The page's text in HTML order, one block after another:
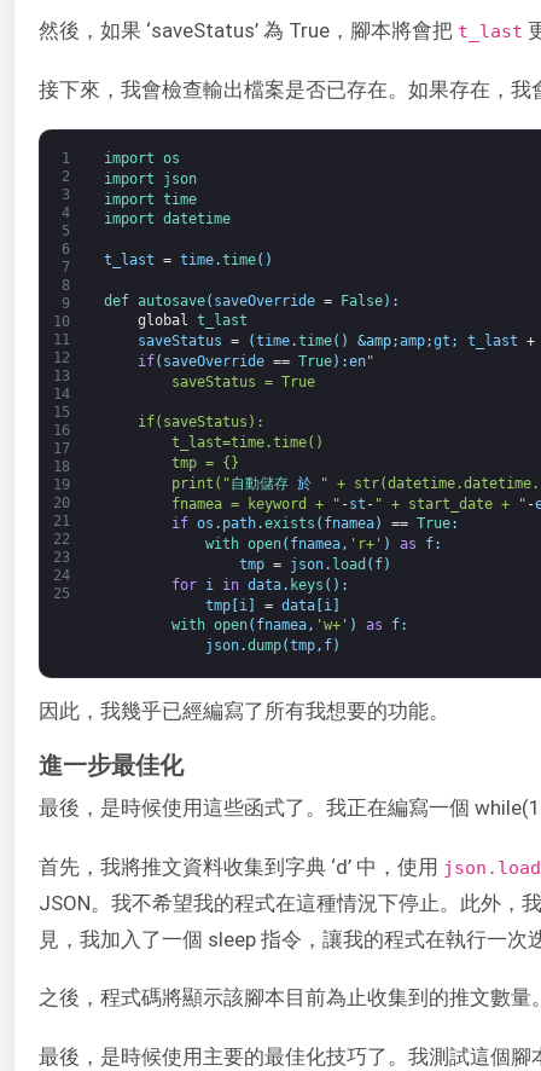
然後，如果 ‘saveStatus’ 為 True，腳本將會把 t_last
接下來，我會檢查輸出檔案是否已存在。如果存在，
1
2
3
4
5
6
7
8
9
10
11
12
13
14
15
16
17
18
19
20
21
22
23
24
25
import os
import
json
import time
import datetime
t_last = time.time( )
def autosave( saveOverride = False) :
global t_last
saveStatus = (time.time( ) &amp;amp;gt ; t_last +
if( saveOverride == True) :en"
saveStatus = True
if(saveStatus):
t_last=time.time()
tmp = {}
print("自動儲存 於
" +
fnamea = keyword + " -st - " + start_date + " -
if os . path.exists ( fnamea) == True:
with open( fnamea, 'r+' ) as f:
tmp = json. load ( f)
for
i in data. keys ( ) :
tmp[i ] = data[i ]
with open( fnamea, 'w+' ) as f:
json.dump(tmp, f)
因此，我幾乎已經編寫了所有我想要的功能。
進一步最佳化
最後，是時候使用這些函式了。我正在編寫一個
首先，我將推文資料收集到字典 ‘d’ 中，使用
JSON。我不希望我的程式在這種情況下停止。此外
見，我加入了一個 sleep 指令，讓我的程式在執行一次
之後，程式碼將顯示該腳本目前為止收集到的推文數量
最後，是時候使用主要的最佳化技巧了。我測試這個